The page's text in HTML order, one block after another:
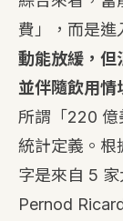
費」，而是進
動能放緩，但
並伴隨飲用情
所謂「220 億
統計定義。根
字是來自 5
Pernod